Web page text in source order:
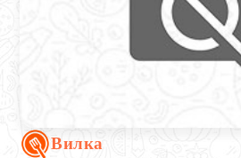
Вилка